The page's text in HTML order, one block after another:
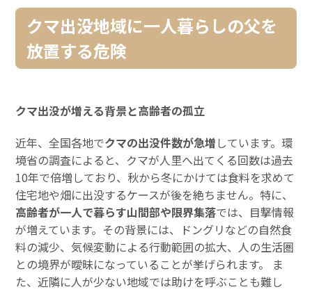
クマ出没地域に一人暮らしの父を
放置する危険
クマ出没が増える背景と高齢者の孤立
近年、全国各地でクマの出没件数が急増 しています。環
境省の調査によると、クマが人里へ出てくる回数は過去
10年で倍増しており、秋から冬にかけては食料を求めて
住宅地や畑に出没するケースが後を絶ちません。特に、
高齢者が一人で暮らす山間部や限界集落では、目撃情報
が増えています。その背景には、ドングリなどの自然食
料の減少、気候変動による行動範囲の拡大、人の生活圏
との境界が曖昧になっていることが挙げられます。 ま
た、近隣に人が少ない地域では助けを呼ぶことも難し